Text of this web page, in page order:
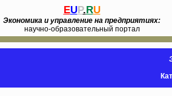
EUP.RU
Экономика и управление на предприятиях:
научно-образовательный портал